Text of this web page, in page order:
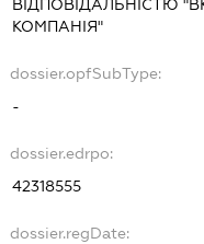
ВІДПОВІДАЛЬНІСТЮ
КОМПАНІЯ"
dossier.opfSubType:
-
dossier.edrpo:
42318555
dossier.regDate: